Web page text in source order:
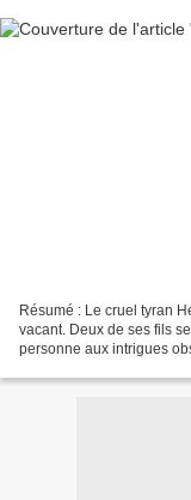
Résumé : Le cruel tyran
vacant. Deux de ses fils
personne aux intrigues